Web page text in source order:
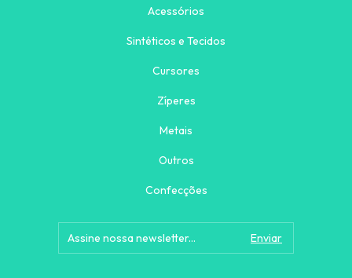
Acessórios
Sintéticos e Tecidos
Cursores
Zíperes
Metais
Outros
Confecções